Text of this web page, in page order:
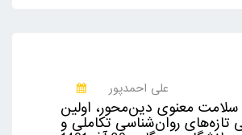
علی احمدپور
سلامت معنوی دین‌محور، اولین
تازه‌های روان‌شناسی تکاملی و